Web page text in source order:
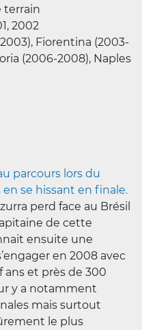
terrain
2002
Fiorentina (2003-
(2006-2008), Naples
parcours lors du
se hissant en finale.
perd face au Brésil
de cette
ensuite une
en 2008 avec
ans et près de 300
y a notamment
mais surtout
le plus